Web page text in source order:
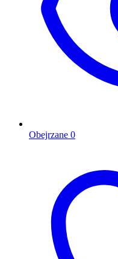
Obejrzane 0